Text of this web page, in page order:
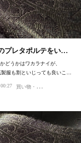
行 個性・アイデンティティ
プレタポルテをい…
どうかはワカラナイが、
服も割といじっても良いこ…
買
い物・デパート